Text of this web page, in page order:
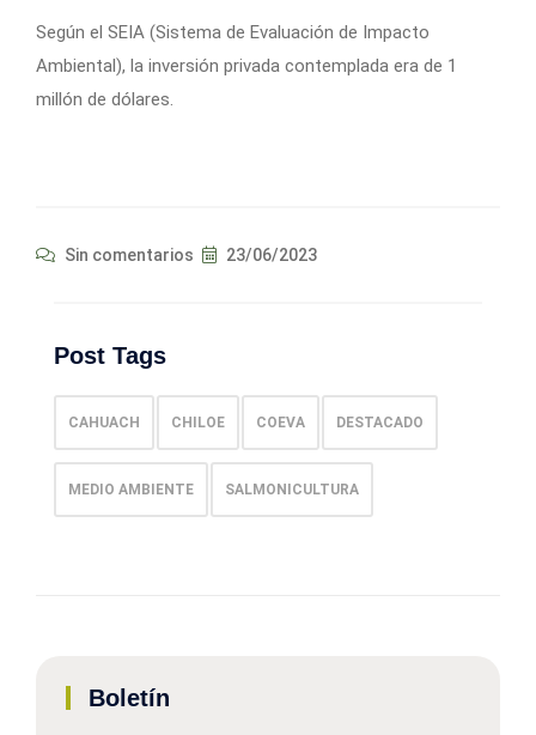
Según el SEIA (Sistema de Evaluación de Impacto
Ambiental), la inversión privada contemplada era de 1
millón de dólares.
Sin comentarios 23/06/2023
Post Tags
CAHUACH CHILOE COEVA DESTACADO
MEDIO AMBIENTE SALMONICULTURA
Boletín